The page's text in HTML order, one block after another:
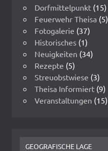
Dorfmittelpunkt (15)
Feuerwehr Theisa (5)
Fotogalerie (37)
Historisches (1)
Neuigkeiten (34)
Rezepte (5)
Streuobstwiese (3)
Theisa Informiert (9)
Veranstaltungen (15)
GEOGRAFISCHE LAGE